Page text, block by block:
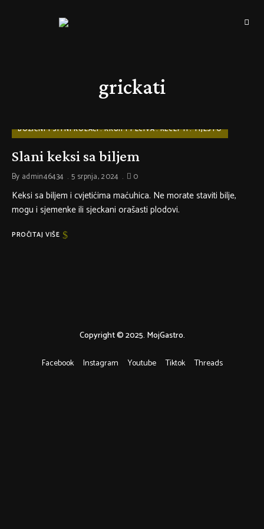
MOJGASTRO
Brzo
grickati
BOŽIĆNI I SITNI KOLAČI KRUH I PECIVA RECEPTI TIJESTO
Slani keksi sa biljem
By admin46434 5 srpnja, 2024 0
Keksi sa biljem i cvjetićima maćuhica. Ne morate staviti bilje,
mogu i sjemenke ili sjeckani orašasti plodovi.
PROČITAJ VIŠE
Facebook Instagram Youtube Tiktok Threads
Copyright © 2025. MojGastro.